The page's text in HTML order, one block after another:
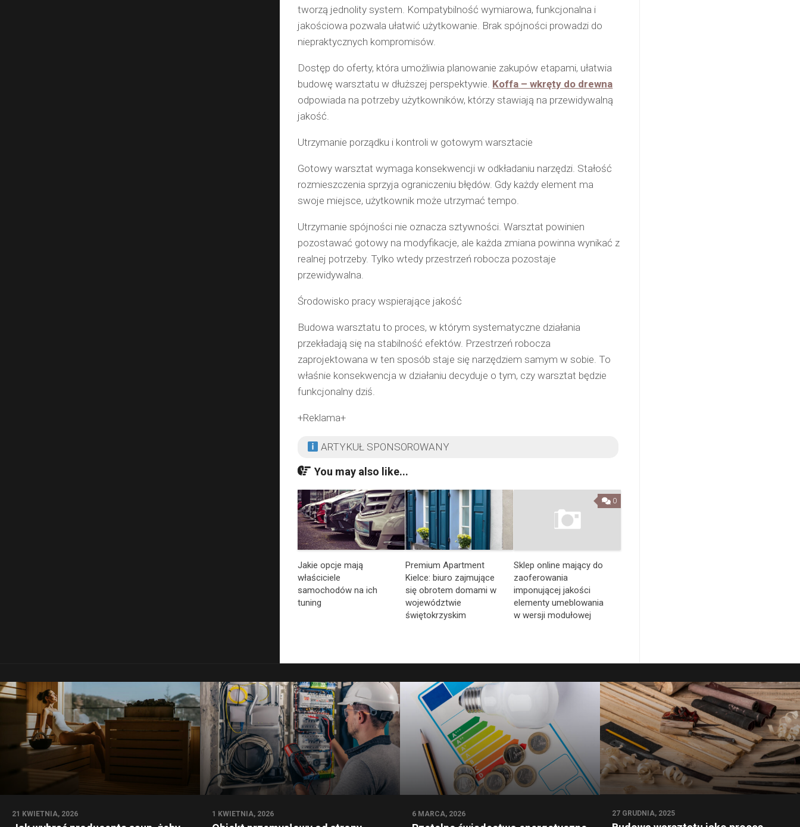
tworzą jednolity system. Kompatybilność wymiarowa, funkcjonalna i
jakościowa pozwala ułatwić użytkowanie. Brak spójności prowadzi do
niepraktycznych kompromisów.
Dostęp do oferty, która umożliwia planowanie zakupów etapami, ułatwia
budowę warsztatu w dłuższej perspektywie. Koffa – wkręty do drewna
odpowiada na potrzeby użytkowników, którzy stawiają na przewidywalną
jakość.
Utrzymanie porządku i kontroli w gotowym warsztacie
Gotowy warsztat wymaga konsekwencji w odkładaniu narzędzi. Stałość
rozmieszczenia sprzyja ograniczeniu błędów. Gdy każdy element ma
swoje miejsce, użytkownik może utrzymać tempo.
Utrzymanie spójności nie oznacza sztywności. Warsztat powinien
pozostawać gotowy na modyfikacje, ale każda zmiana powinna wynikać z
realnej potrzeby. Tylko wtedy przestrzeń robocza pozostaje
przewidywalna.
Środowisko pracy wspierające jakość
Budowa warsztatu to proces, w którym systematyczne działania
przekładają się na stabilność efektów. Przestrzeń robocza
zaprojektowana w ten sposób staje się narzędziem samym w sobie. To
właśnie konsekwencja w działaniu decyduje o tym, czy warsztat będzie
funkcjonalny dziś.
+Reklama+
ARTYKUŁ SPONSOROWANY
You may also like...
Jakie opcje mają
właściciele
samochodów na ich
tuning
Premium Apartment
Kielce: biuro zajmujące
się obrotem domami w
województwie
świętokrzyskim
0
Sklep online mający do
zaoferowania
imponującej jakości
elementy umeblowania
w wersji modułowej
21 KWIETNIA, 2026 1 KWIETNIA, 2026 6 MARCA, 2026 27 GRUDNIA, 2025